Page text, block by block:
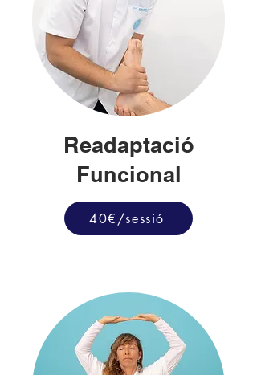
Readaptació
Funcional
40€/sessió